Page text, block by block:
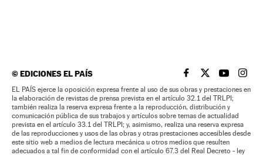
©EDICIONES EL PAÍS EL PAÍS BRASIL EN
EL PAÍSEL PAÍS
EL
EL PAÍS ejerce la oposición expresa frente al uso de sus obras y prestaciones en
la elaboración de revistas de prensa prevista en el artículo 32.1 del TRLPI;
también realiza la reserva expresa frente a la reproducción, distribución y
comunicación pública de sus trabajos y artículos sobre temas de actualidad
prevista en el artículo 33.1 del TRLPI; y, asimismo, realiza una reserva expresa
de las reproducciones y usos de las obras y otras prestaciones accesibles desde
este sitio web a medios de lectura mecánica u otros medios que resulten
adecuados a tal fin de conformidad con el artículo 67.3 del Real Decreto - ley